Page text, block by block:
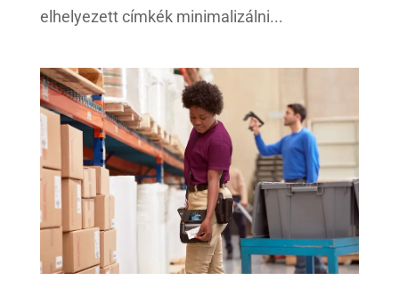
elhelyezett címkék minimalizálni...